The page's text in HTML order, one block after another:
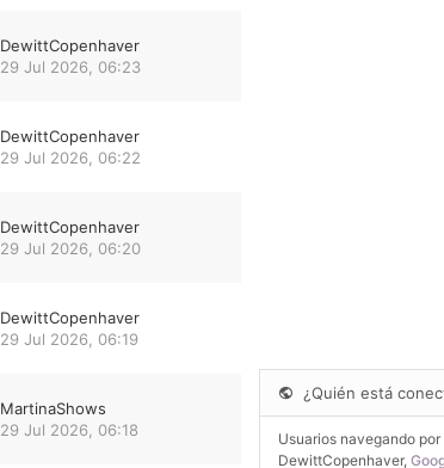
DewittCopenhaver
29 Jul 2026, 06:23
DewittCopenhaver
29 Jul 2026, 06:22
DewittCopenhaver
29 Jul 2026, 06:20
DewittCopenhaver
29 Jul 2026, 06:19
MartinaShows
29 Jul 2026, 06:18
¿Quién está
Usuarios navegando por
DewittCopenhaver,